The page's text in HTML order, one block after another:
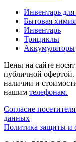
Инвентарь
Бытовая химия
Инвентарь
Трициклы
Аккумуляторы
Цены на сайте
публичной
наличии и
нашим телефонам.
Согласие
данных
Политика защиты и